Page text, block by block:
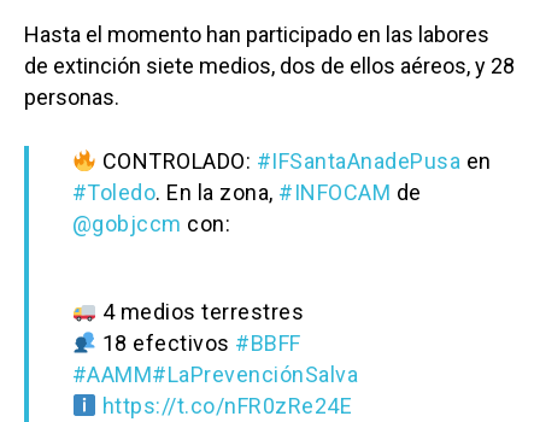
Hasta el momento han participado en las labores
de extinción siete medios, dos de ellos aéreos, y 28
personas.
CONTROLADO: #IFSantaAnadePusa en
#Toledo. En la zona, #INFOCAM de
@gobjccm con:
4 medios terrestres
18 efectivos #BBFF
#AAMM#LaPrevenciónSalva
https://t.co/nFR0zRe24E